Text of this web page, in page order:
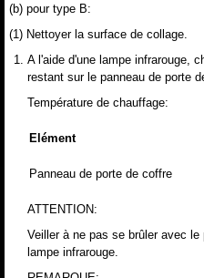
(b) pour type B:
(1) Nettoyer la surface de collage.
A l'aide d'une lampe infrarouge,
restant sur le panneau de porte
Température de chauffage:
Elément
Panneau de porte de coffre
ATTENTION:
Veiller à ne pas se brûler avec
lampe infrarouge.